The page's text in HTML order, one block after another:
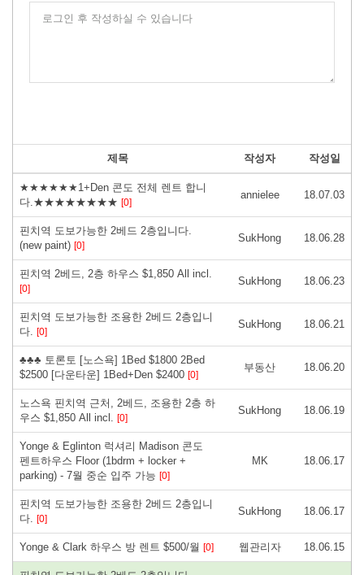
로그인 후 작성하실 수 있습니다
제목 작성자 작성일
★★★★★★1+Den 콘도 전체 렌트 합니
다.★★★★★★★★ [0]
annielee 18.07.03
핀치역 도보가능한 2베드 2층입니다.
(new paint) [0]
SukHong 18.06.28
핀치역 2베드, 2층 하우스 $1,850 All incl.
[0]
SukHong 18.06.23
핀치역 도보가능한 조용한 2베드 2층입니
다. [0]
SukHong 18.06.21
♣♣♣ 토론토 [노스욕] 1Bed $1800 2Bed
$2500 [다운타운] 1Bed+Den $2400 [0]
부동산 18.06.20
노스욕 핀치역 근처, 2베드, 조용한 2층 하
우스 $1,850 All incl. [0]
SukHong 18.06.19
Yonge & Eglinton 럭셔리 Madison 콘도
펜트하우스 Floor (1bdrm + locker +
parking) - 7월 중순 입주 가능 [0]
MK 18.06.17
핀치역 도보가능한 조용한 2베드 2층입니
다. [0]
SukHong 18.06.17
Yonge & Clark 하우스 방 렌트 $500/월 [0] 웹관리자 18.06.15